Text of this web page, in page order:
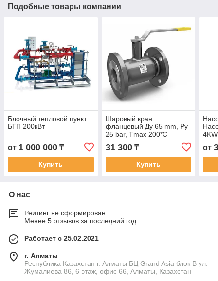
Подобные товары компании
Блочный тепловой пункт
БТП 200кВт
от 1 000 000 ₸
Купить
Шаровый кран
фланцевый Ду 65 mm, Py
25 bar, Tmax 200*C
31 300₸
Купить
4KW
от
О нас
Рейтинг не сформирован
Менее 5 отзывов за последний год
Работает с 25.02.2021
г. Алматы
Республика Казахстан г. Алматы БЦ Grand Asia блок B ул.
Жумалиева 86, 6 этаж, офис 66, Алматы, Казахстан